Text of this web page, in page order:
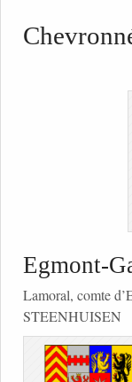
Egmont-
Lamoral, comte
STEENHUISEN